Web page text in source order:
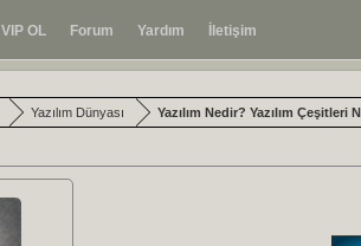
VIP OL Forum Yardım İletişim
Yazılım Dünyası Yazılım Nedir? Yazılım Çeşitleri